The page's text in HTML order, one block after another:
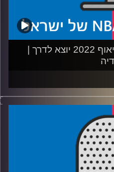
פרק 96: ליל הסדר – פלייאוף 2022 יוצא לדרך |
שרון דוידוביץ', משה
וסן אנטוניו, וחרוסת השמועות